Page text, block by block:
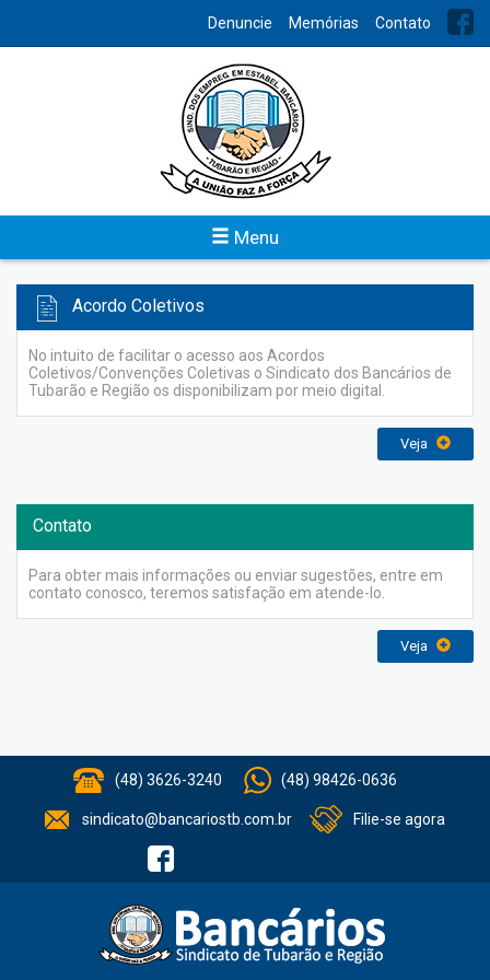
Denuncie Memórias Contato
Menu
Jornal Sindicato
O Jornal do Sindicato dos Bancários foi elaborado para trazer
informações do cotidiano, dos eventos e as notícias referente
Acordo Coletivos
No intuito de facilitar o acesso aos Acordos
Coletivos/Convenções Coletivas o Sindicato dos Bancários de
Tubarão e Região os disponibilizam por meio digital.
Veja
Contato
Para obter mais informações ou enviar sugestões, entre em
contato conosco, teremos satisfação em atende-lo.
Veja
(48) 3626-3240 (48) 98426-0636
sindicato@bancariostb.com.br Filie-se agora